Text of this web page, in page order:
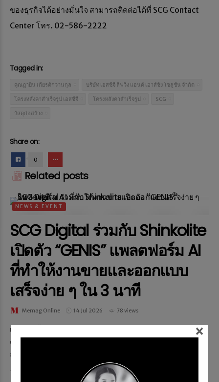
ของธุรกิจได้อย่างมั่นใจ สามารถติดต่อได้ที่ SCG Contact
Center โทร. 02-586-2222
Tagged in:
คุณฎายิน เกียรติกวานกุล บริษัท เอสซีจี ลิฟวิง แอนด์ เฮาส์ซิง โซลูชัน จำกัด
โครงหลังคาสำเร็จรูป เอสซีจี โครงหลังคาสำเร็จรูป SCG
วัสดุก่อสร้าง
Share on:
0
Related posts
NEWS & EVENT
SCG Digital ร่วมกับ Shinkolite
เปิดตัว “GENIS” แพลตฟอร์ม AI
ที่ทำให้งานขายและออกแบบ
เสร็จง่าย ๆ ใน 3 นาที
Memag Online 14 Jul 2026 78 views
เมื่อเร็วๆ นี้ Shinkolite สร้างประสบการณ์ใหม่ให้กับลูกค้าและ
ตัวแทนจำหน่าย (Dealer) ด้วยการเปิดตัว "GENIS" แพลตฟอร์ม AI
อัจฉริยะ ที่ช่วยย่นระยะเวลาทำภาพนำเสนองาน...
×